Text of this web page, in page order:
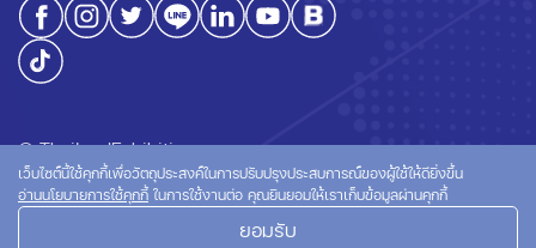
© ThailandExhibition.com
นโยบายการใช้คุกกี้
เว็บไซต์นี้ใช้คุกกี้เพื่อวัตถุประสงค์ในการปรับปรุงประสบการณ์ของผู้ใช้ให้ดียิ่งขึ้น
อ่านนโยบายการใช้คุกกี้ ในการใช้งานต่อ คุณยินยอมให้เราเก็บข้อมูลผ่านคุกกี้
ยอมรับ